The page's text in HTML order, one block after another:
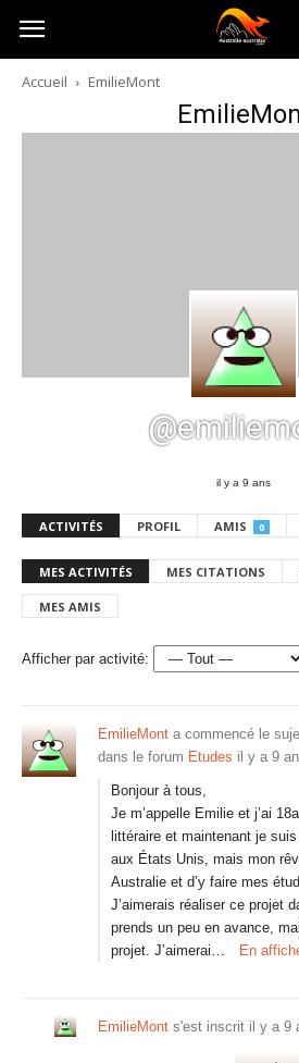
Australia-
australie.com
Accueil EmilieMont
il y a 9 ans
ACTIVITÉS PROFIL AMIS 0
MES ACTIVITÉS MES CITATIONS
MES AMIS
Afficher par activité:
EmilieMont a commencé le
dans le forum Etudes il y a 9
Bonjour à tous,
Je m’appelle Emilie et j’ai
littéraire et maintenant je
aux États Unis, mais mon
Australie et d’y faire mes
J’aimerais réaliser ce projet
prends un peu en avance,
projet. J’aimerai…
En
EmilieMont s'est inscrit il y a 9